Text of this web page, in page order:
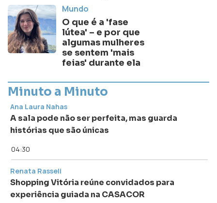
Mundo
O que é a 'fase
lútea' – e por que
algumas mulheres
se sentem 'mais
feias' durante ela
Minuto a Minuto
Ana Laura Nahas
A sala pode não ser perfeita, mas guarda
histórias que são únicas
04:30
Renata Rasseli
Shopping Vitória reúne convidados para
experiência guiada na CASACOR